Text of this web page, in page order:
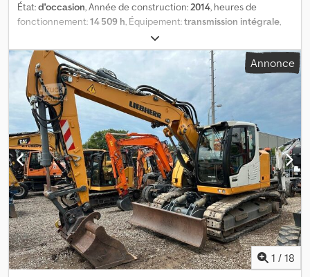
État:d'occasion, Année de construction:2014, heures de
fonctionnement:14 509 h, Équipement:transmission intégrale,
Notre offre est généralement sans contrôle technique/anti-
pollution/contrôle spécial ni plaques d’immatriculation. Sous
réserve d’erreurs et de vente préalable. Visite uniquement sur
rendez-vous. Les demandes via WhatsApp ne sont pas traitées.
Dodsvpc Rrspfx Apyjkr
Annonce
1 / 18